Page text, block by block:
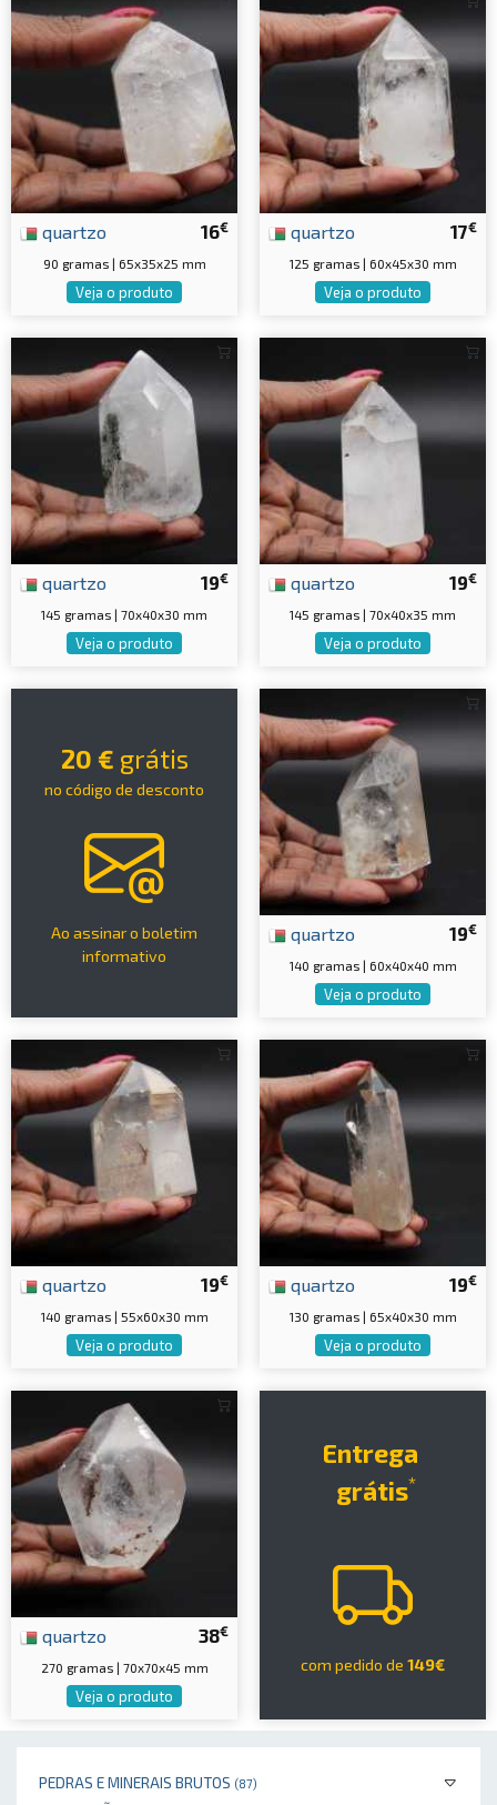
PEDRAS E MINERAIS BRUTOS (87)
16€
quartzo
90 gramas | 65x35x25 mm
Veja o produto
17€
quartzo
125 gramas | 60x45x30 mm
Veja o produto
19€
quartzo
145 gramas | 70x40x30 mm
Veja o produto
19€
quartzo
145 gramas | 70x40x35 mm
Veja o produto
20 € grátis
no código de desconto
Ao assinar o boletim
informativo
19€
quartzo
140 gramas | 60x40x40 mm
Veja o produto
19€
quartzo
140 gramas | 55x60x30 mm
Veja o produto
19€
quartzo
130 gramas | 65x40x30 mm
Veja o produto
38€
quartzo
270 gramas | 70x70x45 mm
Veja o produto
Entrega
grátis*
com pedido de 149€